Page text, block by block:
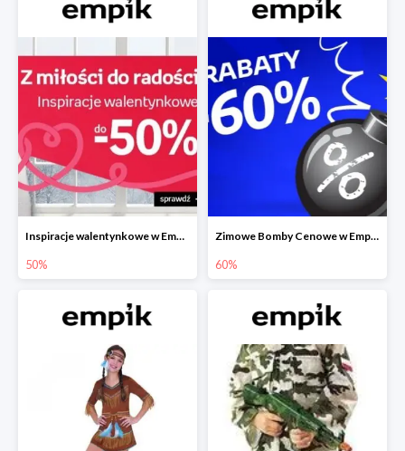
Inspiracje walentynkowe w Empiku do -50%
50%
Zimowe Bomby Cenowe w Empiku do -60%
60%